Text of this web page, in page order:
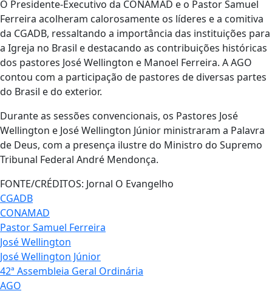
O Presidente-Executivo da CONAMAD e o Pastor Samuel
Ferreira acolheram calorosamente os líderes e a comitiva
da CGADB, ressaltando a importância das instituições para
a Igreja no Brasil e destacando as contribuições históricas
dos pastores José Wellington e Manoel Ferreira. A AGO
contou com a participação de pastores de diversas partes
do Brasil e do exterior.
Durante as sessões convencionais, os Pastores José
Wellington e José Wellington Júnior ministraram a Palavra
de Deus, com a presença ilustre do Ministro do Supremo
Tribunal Federal André Mendonça.
FONTE/CRÉDITOS: Jornal O Evangelho
CGADB
CONAMAD
Pastor Samuel Ferreira
José Wellington
José Wellington Júnior
42ª Assembleia Geral Ordinária
AGO